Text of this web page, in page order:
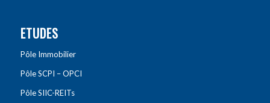
ETUDES
Pôle Immobilier
Pôle SCPI – OPCI
Pôle SIIC-REITs